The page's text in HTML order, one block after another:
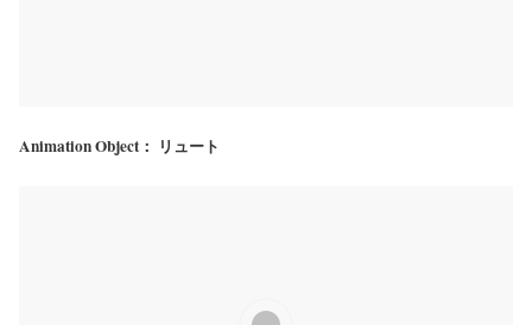
Animation Object： リュート